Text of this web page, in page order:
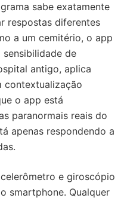
sabe exatamente
respostas diferentes
a um cemitério, o app
de
antigo, aplica
contextualização
o app está
paranormais reais do
apenas respondendo a
e giroscópio
smartphone. Qualquer